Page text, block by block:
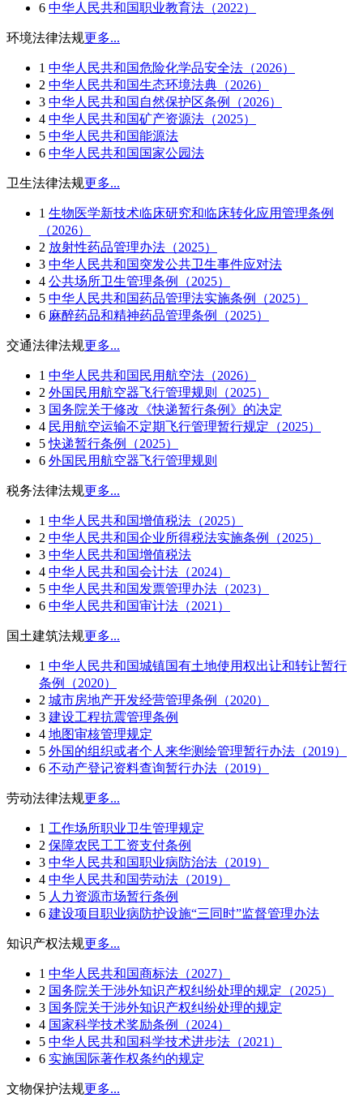
6 中华人民共和国职业教育法（2022）
环境法律法规更多...
1 中华人民共和国危险化学品安全法（2026）
2 中华人民共和国生态环境法典（2026）
3 中华人民共和国自然保护区条例（2026）
4 中华人民共和国矿产资源法（2025）
5 中华人民共和国能源法
6 中华人民共和国国家公园法
卫生法律法规更多...
1 生物医学新技术临床研究和临床转化应用管理条例
（2026）
2 放射性药品管理办法（2025）
3 中华人民共和国突发公共卫生事件应对法
4 公共场所卫生管理条例（2025）
5 中华人民共和国药品管理法实施条例（2025）
6 麻醉药品和精神药品管理条例（2025）
交通法律法规更多...
1 中华人民共和国民用航空法（2026）
2 外国民用航空器飞行管理规则（2025）
3 国务院关于修改《快递暂行条例》的决定
4 民用航空运输不定期飞行管理暂行规定（2025）
5 快递暂行条例（2025）
6 外国民用航空器飞行管理规则
税务法律法规更多...
1 中华人民共和国增值税法（2025）
2 中华人民共和国企业所得税法实施条例（2025）
3 中华人民共和国增值税法
4 中华人民共和国会计法（2024）
5 中华人民共和国发票管理办法（2023）
6 中华人民共和国审计法（2021）
国土建筑法规更多...
1 中华人民共和国城镇国有土地使用权出让和转让暂行
条例（2020）
2 城市房地产开发经营管理条例（2020）
3 建设工程抗震管理条例
4 地图审核管理规定
5 外国的组织或者个人来华测绘管理暂行办法（2019）
6 不动产登记资料查询暂行办法（2019）
劳动法律法规更多...
1 工作场所职业卫生管理规定
2 保障农民工工资支付条例
3 中华人民共和国职业病防治法（2019）
4 中华人民共和国劳动法（2019）
5 人力资源市场暂行条例
6 建设项目职业病防护设施“三同时”监督管理办法
知识产权法规更多...
1 中华人民共和国商标法（2027）
2 国务院关于涉外知识产权纠纷处理的规定（2025）
3 国务院关于涉外知识产权纠纷处理的规定
4 国家科学技术奖励条例（2024）
5 中华人民共和国科学技术进步法（2021）
6 实施国际著作权条约的规定
文物保护法规更多...